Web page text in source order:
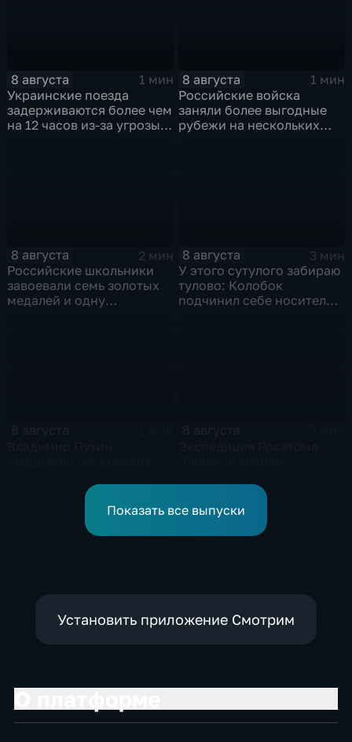
8 августа
1 мин
Украинские поезда
задерживаются более чем
на 12 часов из-за угрозы
8 августа
1 мин
Российские войска
заняли более выгодные
рубежи на нескольких
8 августа
2 мин
Российские школьники
завоевали семь золотых
медалей и одну
8 августа
3 мин
У этого сутулого забираю
тулово: Колобок
подчинил себе носителя в
физкультурников с
профессиональнымПоказать все выпуски
Установить приложение Смотрим